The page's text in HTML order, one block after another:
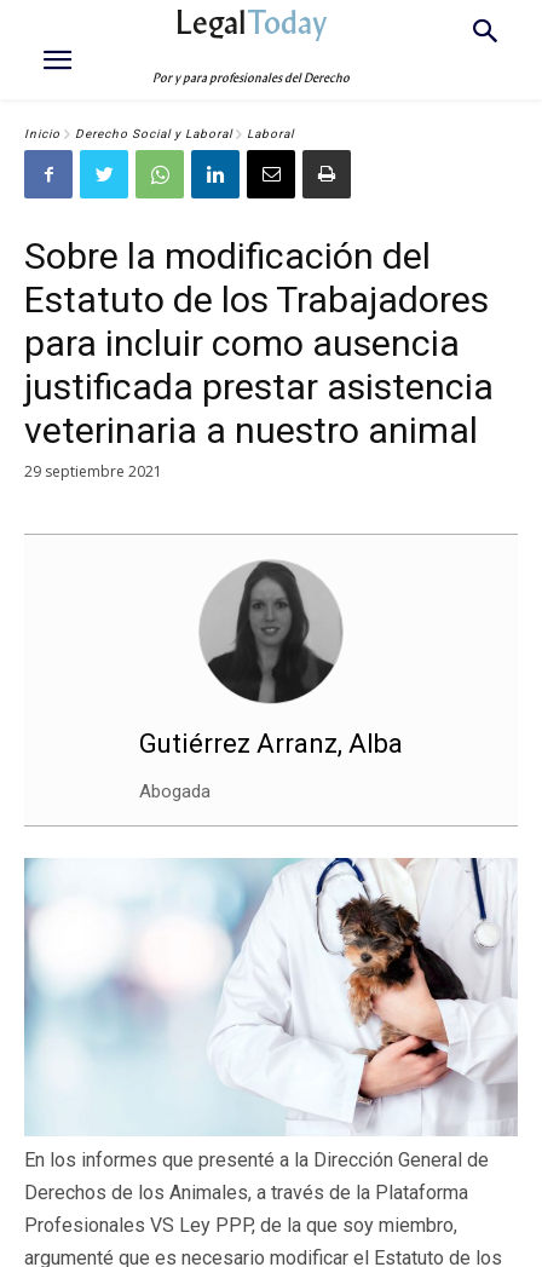
LegalToday
Por y para profesionales del Derecho
Inicio Derecho Social y Laboral Laboral
Sobre la modificación del
Estatuto de los Trabajadores
para incluir como ausencia
justificada prestar asistencia
veterinaria a nuestro animal
29 septiembre 2021
Gutiérrez Arranz, Alba
Abogada
En los informes que presenté a la Dirección General de
Derechos de los Animales, a través de la Plataforma
Profesionales VS Ley PPP, de la que soy miembro,
argumenté que es necesario modificar el Estatuto de los